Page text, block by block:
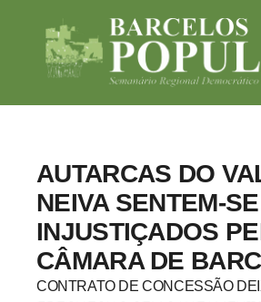
AUTARCAS DO
NEIVA SENTEM-SE
INJUSTIÇADOS
CÂMARA DE
CONTRATO DE CONCESSÃO